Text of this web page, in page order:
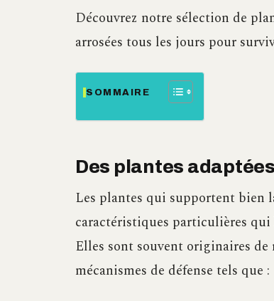
Découvrez notre sélection de
arrosées tous les jours pour
SOMMAIRE
Des plantes
Les plantes qui supportent bien
caractéristiques particulières qui
Elles sont souvent originaires de
mécanismes de défense tels que :